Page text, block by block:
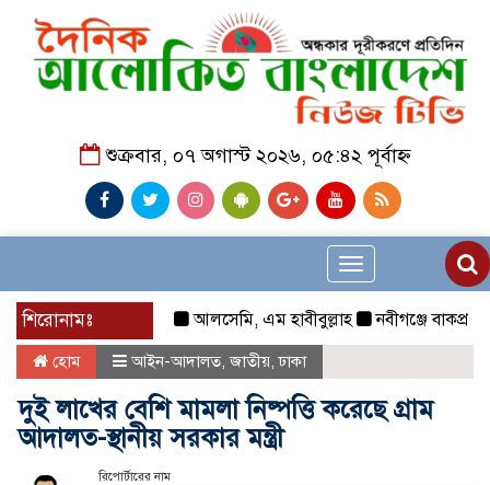
শুক্রবার, ০৭ অগাস্ট ২০২৬, ০৫:৪২ পূর্বাহ্ন
Toggle
navigation
শিরোনামঃ আলসেমি, এম হাবীবুল্লাহ নবীগঞ্জে
হোম আইন-আদালত,জাতীয়,ঢাকা
দুই লাখের বেশি মামলা নিষ্পত্তি করেছে গ্রাম
আদালত-স্থানীয় সরকার মন্ত্রী
রিপোর্টারের নাম